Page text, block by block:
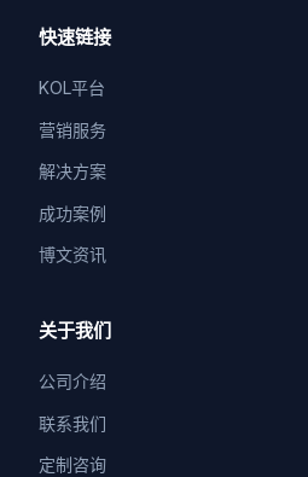
快速链接
KOL平台
营销服务
解决方案
成功案例
博文资讯
关于我们
公司介绍
联系我们
定制咨询